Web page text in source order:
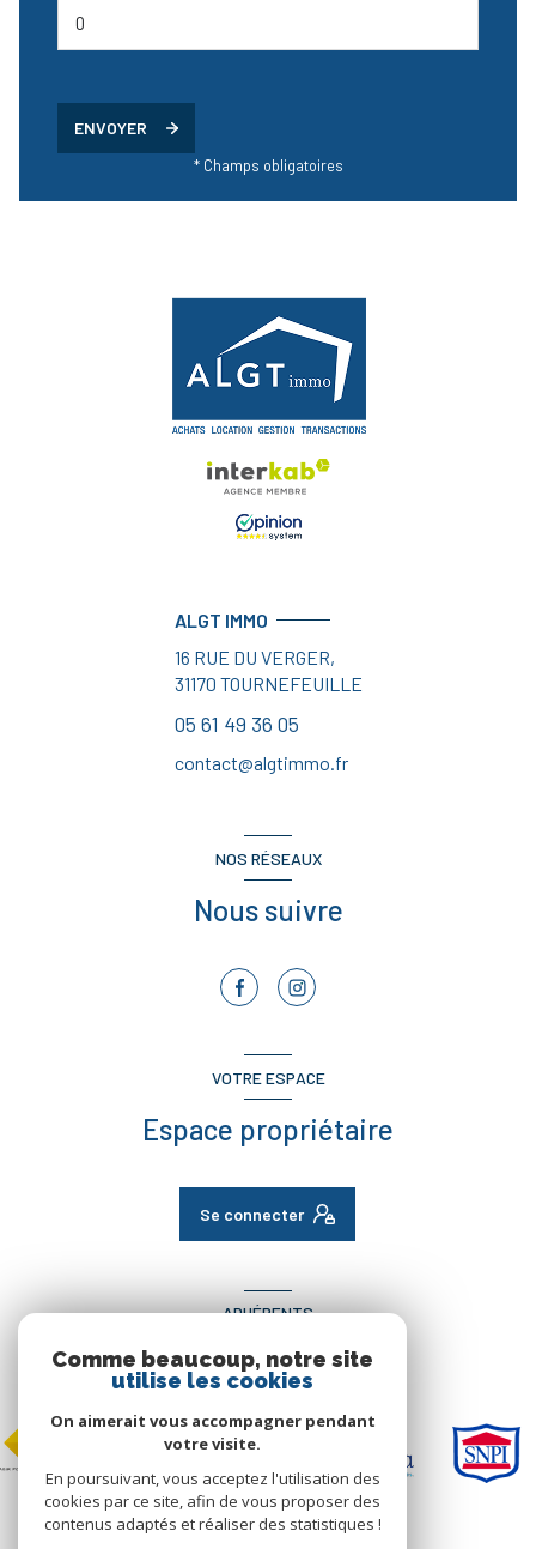
ENVOYER
* Champs obligatoires
ALGT IMMO
16 RUE DU VERGER,
31170 TOURNEFEUILLE
05 61 49 36 05
contact@algtimmo.fr
NOS RÉSEAUX
Nous suivre
VOTRE ESPACE
Espace propriétaire
Se connecter
ADHÉRENTS
Nous adhérons
Comme beaucoup, notre site
utilise les cookies
On aimerait vous accompagner pendant
votre visite.
En poursuivant, vous acceptez l'utilisation des
cookies par ce site, afin de vous proposer des
contenus adaptés et réaliser des statistiques !